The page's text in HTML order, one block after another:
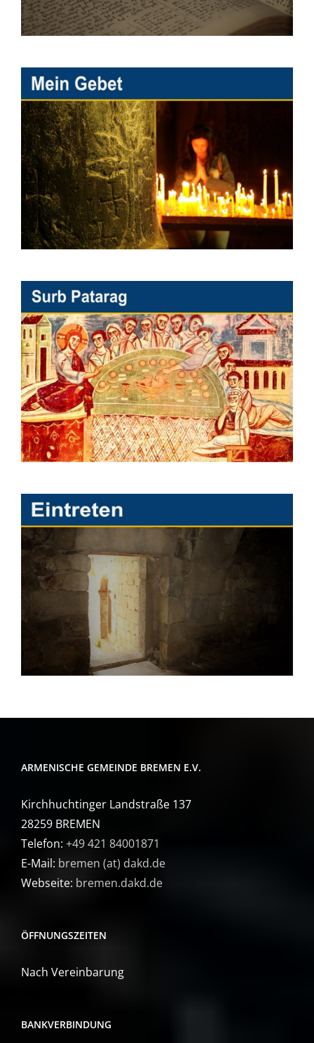
ARMENISCHE GEMEINDE BREMEN E.V.
Kirchhuchtinger Landstraße 137
28259 BREMEN
Telefon: +49 421 84001871
E-Mail: bremen (at) dakd.de
Webseite: bremen.dakd.de
ÖFFNUNGSZEITEN
Nach Vereinbarung
BANKVERBINDUNG